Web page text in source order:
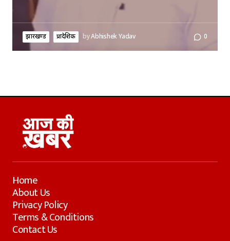
झारखण्ड प्रादेशिक byAbhishek Yadav 0
Home
About Us
Privacy Policy
Terms & Conditions
Contact Us